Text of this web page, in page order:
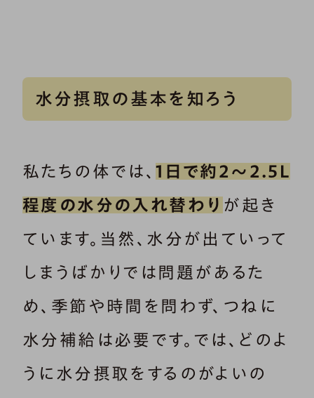
水分摂取の基本を知ろう
私たちの体では、1日で約2～2.5L
程度の水分の入れ替わり が起き
ています。当然、水分が出ていって
しまうばかりでは問題があるた
め、季節や時間を問わず、つねに
水分補給は必要です。では、どのよ
うに水分摂取をするのがよいの